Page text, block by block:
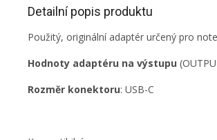
Detailní popis produktu
Použitý, originální adaptér určený pro
Hodnoty adaptéru na výstupu
Rozměr konektoru: USB-C